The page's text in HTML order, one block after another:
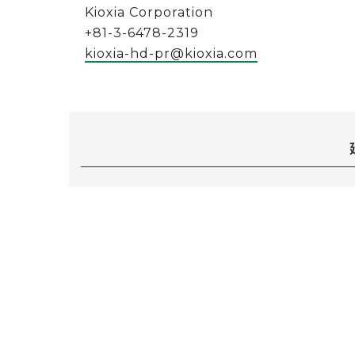
Kioxia Corporation
+81-3-6478-2319
kioxia-hd-pr@kioxia.com